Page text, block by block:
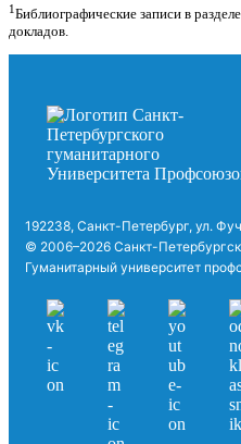
1Библиографические записи в
докладов.
192238, Санкт-Петербург, ул.
© 2006–2026 Санкт-
Гуманитарный университет